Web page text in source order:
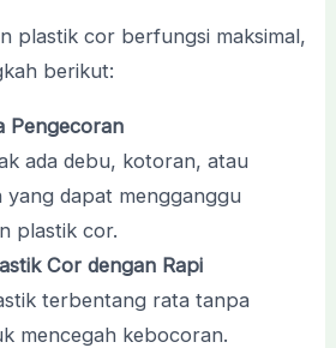
plastik cor berfungsi maksimal,
berikut:
Pengecoran
ada debu, kotoran, atau
yang dapat mengganggu
plastik cor.
Cor dengan Rapi
terbentang rata tanpa
mencegah kebocoran.